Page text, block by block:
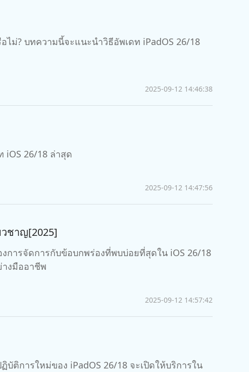
ม่? บทความนี้จะแนะนำวิธีอัพเดท iPadOS 26/18
2025-09-12 14:46:38
iOS 26/18 ล่าสุด
2025-09-12 14:47:56
ชาญ[2025]
การกับข้อบกพร่องที่พบบ่อยที่สุดใน iOS 26/18
ปัญหา iOS 26/18 อย่างมืออาชีพ
2025-09-12 14:57:42
ติการใหม่ของ iPadOS 26/18 จะเปิดให้บริการใน